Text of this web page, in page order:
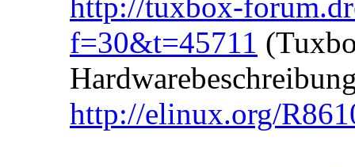
f=30&t=45711
http://elinux.org/